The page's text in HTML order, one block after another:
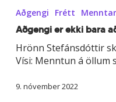
er
ekki
bara
að­
gengi
að
Aðgengi Frétt
Að­gengi er ekki bara
Hrönn Stefánsdóttir
Vísi: Menntun á öllum
9. nóvember 2022